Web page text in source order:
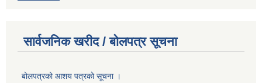
सार्वजनिक खरीद / बोलपत्र सूचना
बोलपत्रको आशय पत्रको सूचना ।